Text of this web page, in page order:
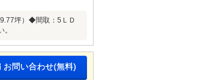
坪）◆間取：5ＬＤ
お問い合わせ(無料)